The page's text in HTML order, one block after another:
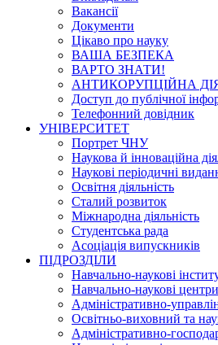
Вакансії
Документи
Цікаво про науку
ВАША БЕЗПЕКА
ВАРТО ЗНАТИ!
АНТИКОРУПЦІЙНА
Доступ до публічної
Телефонний довідник
УНІВЕРСИТЕТ
Портрет ЧНУ
Наукова й інноваційна
Наукові періодичні
Освітня діяльність
Сталий розвиток
Міжнародна діяльність
Студентська рада
Асоціація випускників
ПІДРОЗДІЛИ
Навчально-наукові
Навчально-наукові центри
Адміністративно-
Освітньо-виховний та
Адміністративно-